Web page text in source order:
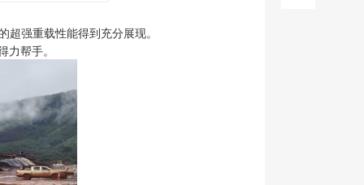
强重载性能得到充分展现。
帮手。